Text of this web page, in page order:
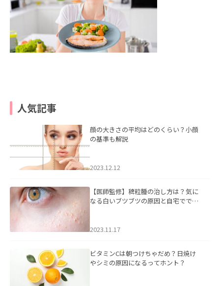
人気記事
顔の大きさの平均はどのくらい？小顔
の基準も解説
2023.12.12
【医師監修】稗粒腫の治し方は？気に
なる白いブツブツの原因と自宅ででき
2023.11.17
ビタミンCは朝つけちゃだめ？日焼け
やシミの原因になるってホント？